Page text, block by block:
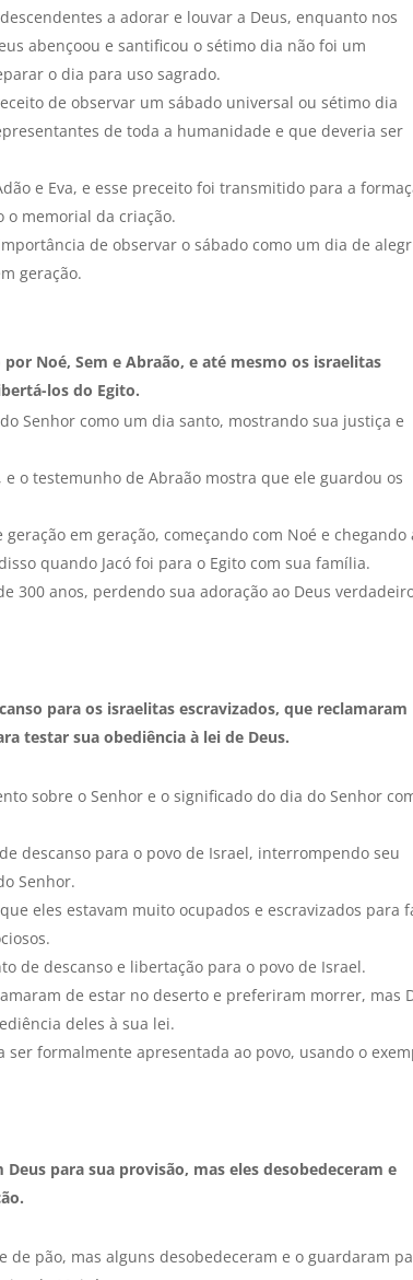
a adorar e louvar a Deus, enquanto nos
abençoou e santificou o sétimo dia não foi um
o dia para uso sagrado.
de observar um sábado universal ou sétimo dia
de toda a humanidade e que deveria ser
e Eva, e esse preceito foi transmitido para a
o memorial da criação.
de observar o sábado como um dia de
geração.
Noé, Sem e Abraão, e até mesmo os israelitas
los do Egito.
Senhor como um dia santo, mostrando sua justiça e
o testemunho de Abraão mostra que ele guardou os
em geração, começando com Noé e chegando
quando Jacó foi para o Egito com sua família.
300 anos, perdendo sua adoração ao Deus
para os israelitas escravizados, que reclamaram
testar sua obediência à lei de Deus.
sobre o Senhor e o significado do dia do Senhor
descanso para o povo de Israel, interrompendo seu
Senhor.
eles estavam muito ocupados e escravizados para
de descanso e libertação para o povo de Israel.
de estar no deserto e preferiram morrer, mas
deles à sua lei.
formalmente apresentada ao povo, usando o
para sua provisão, mas eles desobedeceram e
pão, mas alguns desobedeceram e o guardaram